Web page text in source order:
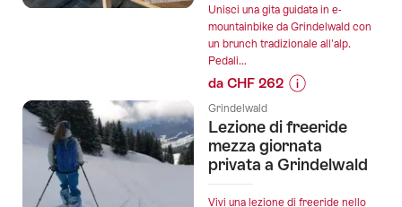
e
pranzo
Bodmi
a
Unisci una gita guidata in e-
mountainbike da Grindelwald con
un brunch tradizionale all'alp.
Pedali...
da CHF 262
sul
prezzo
dell’offerta
in
Grindelwald
Lezione di freeride
mezza giornata
privata a Grindelwald
Vivi una lezione di freeride nello